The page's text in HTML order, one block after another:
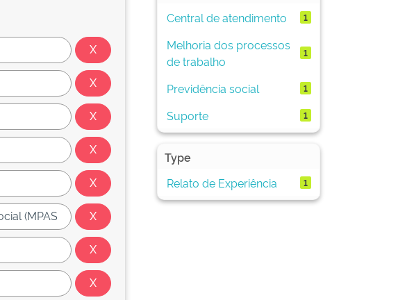
Central de atendimento
1
Melhoria dos processos
de trabalho
1
Previdência social 1
Suporte 1
Type
Relato de Experiência
1